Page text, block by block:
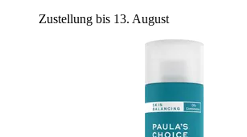
Zustellung bis 13. August